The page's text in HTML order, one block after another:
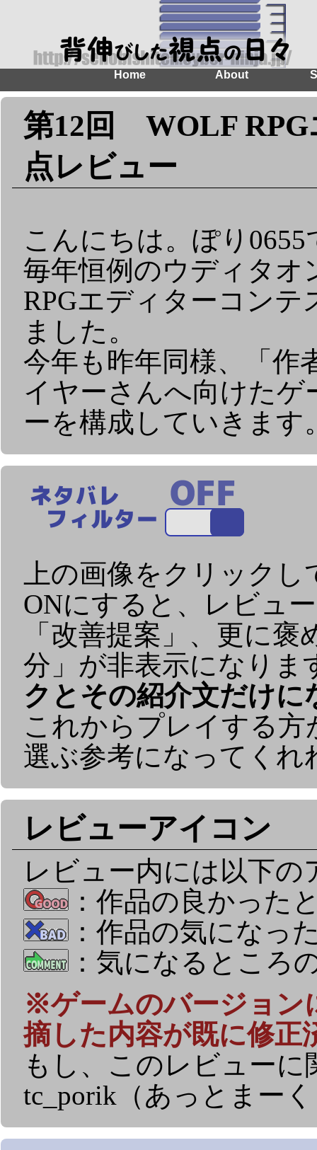
Home About
第12回 WOLF RPG
点レビュー
こんにちは。ぽり0655
毎年恒例のウディタオ
RPGエディターコン
ました。
今年も昨年同様、「作
イヤーさんへ向けた
ーを構成していきます
上の画像をクリック
ONにすると、レビュ
「改善提案」、更に
分」が非表示になりま
クとその紹介文だけに
これからプレイする
選ぶ参考になってくれ
レビューアイコン
レビュー内には以下
：作品の良かった
：作品の気になっ
：気になるところ
※ゲームのバージョン
摘した内容が既に修正
もし、このレビュー
tc_porik（あっとまー